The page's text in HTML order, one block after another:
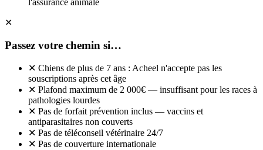
✕
Passez votre chemin si…
✕ Chiens de plus de 7 ans : Acheel n'accepte pas les
souscriptions après cet âge
✕ Plafond maximum de 2 000€ — insuffisant pour les races à
pathologies lourdes
✕ Pas de forfait prévention inclus — vaccins et
antiparasitaires non couverts
✕ Pas de téléconseil vétérinaire 24/7
✕ Pas de couverture internationale